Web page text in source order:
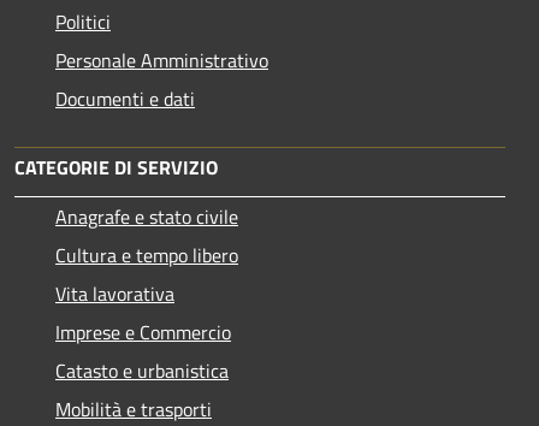
Politici
Personale Amministrativo
Documenti e dati
CATEGORIE DI SERVIZIO
Anagrafe e stato civile
Cultura e tempo libero
Vita lavorativa
Imprese e Commercio
Catasto e urbanistica
Mobilità e trasporti